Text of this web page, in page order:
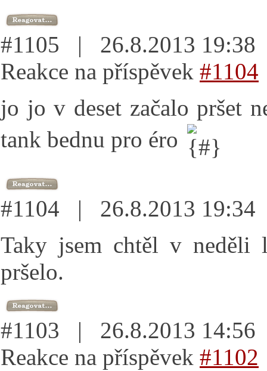
#1105 | 26.8.2013
Reakce na příspěvek #1104
jo jo v deset začalo pršet
tank bednu pro éro
#1104 | 26.8.2013
Taky jsem chtěl v neděli
pršelo.
#1103 | 26.8.2013
Reakce na příspěvek #1102